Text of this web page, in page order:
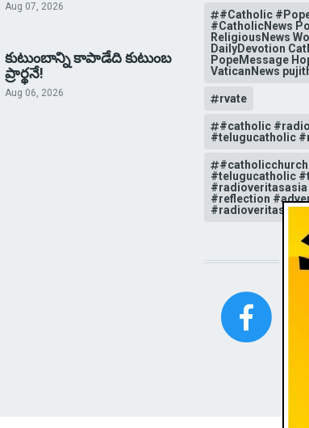
Aug 07, 2026
కుటుంబాన్ని కాపాడేది కుటుంబ
ప్రార్థనే!
Aug 06, 2026
#Catholic
#CatholicNews
ReligiousNews
DailyDevotion
PopeMessage
VaticanNews
rvate
#catholic
#telugucatholic
#telugucatholic
#reflection
#radioveritas